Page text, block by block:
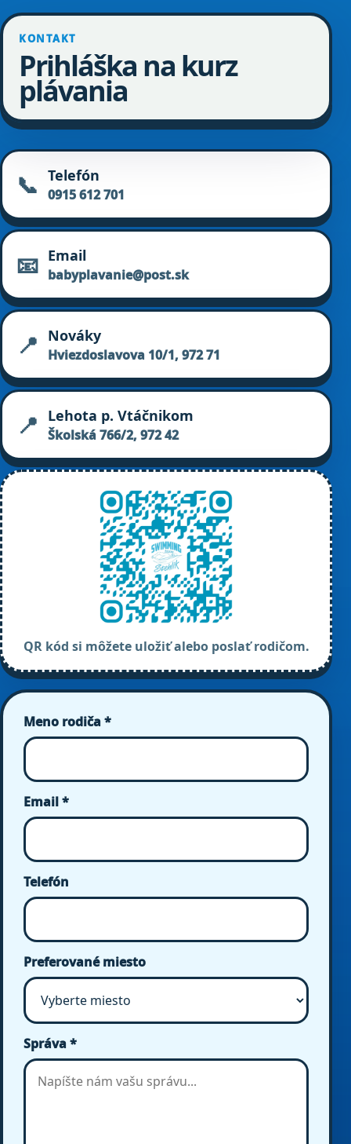
KONTAKT
Prihláška na kurz
plávania
📞 Telefón
0915 612 701
📧 Email
babyplavanie@post.sk
📍 Nováky
Hviezdoslavova 10/1, 972 71
📍 Lehota p. Vtáčnikom
Školská 766/2, 972 42
QR kód si môžete uložiť alebo poslať rodičom.
Meno rodiča *
Email *
Telefón
Preferované miesto
Správa *